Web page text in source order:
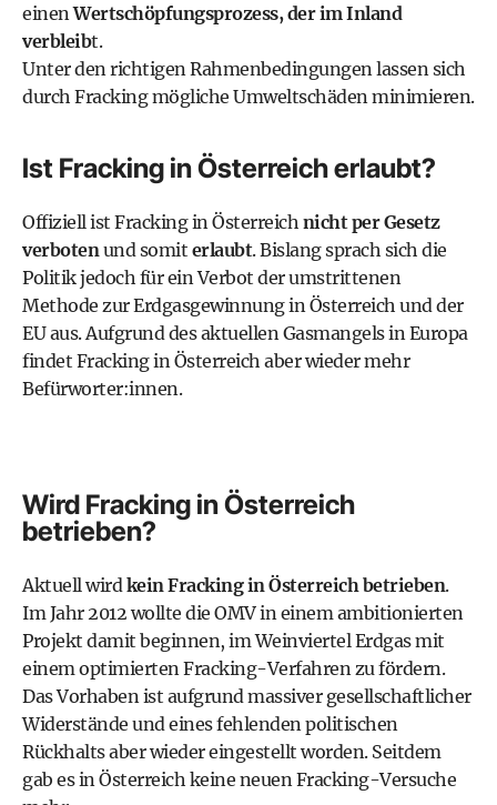
einenWertschöpfungsprozess, der im Inland
verbleibt.
Unter den richtigen Rahmenbedingungen lassen sich
durch Fracking mögliche Umweltschäden minimieren.
Ist Fracking in Österreich erlaubt?
Offiziell ist Fracking in Österreich nicht per Gesetz
verboten und somit erlaubt. Bislang sprach sich die
Politik jedoch für ein Verbot der umstrittenen
Methode zur Erdgasgewinnung in Österreich und der
EU aus. Aufgrund des aktuellen Gasmangels in Europa
findet Fracking in Österreich aber wieder mehr
Befürworter:innen.
Wird Fracking in Österreich
betrieben?
Aktuell wird kein Fracking in Österreich betrieben.
Im Jahr 2012 wollte die OMVin einem ambitionierten
Projekt damit beginnen, im Weinviertel Erdgas mit
einem optimierten Fracking-Verfahren zu fördern.
Das Vorhaben ist aufgrund massiver gesellschaftlicher
Widerstände und eines fehlenden politischen
Rückhalts aber wieder eingestellt worden. Seitdem
gab es in Österreich keine neuen Fracking-Versuche